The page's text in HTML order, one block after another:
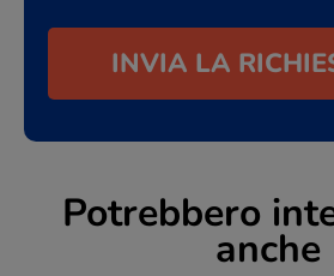
INVIA LA
Potrebbero
anche